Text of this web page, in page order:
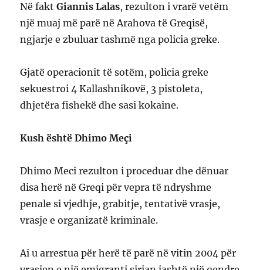
Në faktGiannis Lalas, rezulton i vrarë vetëm
një muaj më parë në Arahova të Greqisë,
ngjarje e zbuluar tashmë nga policia greke.
Gjatë operacionit të sotëm, policia greke
sekuestroi 4 Kallashnikovë, 3 pistoleta,
dhjetëra fishekë dhe sasi kokaine.
Kush është Dhimo Meçi
Dhimo Meci rezulton i proceduar dhe dënuar
disa herë në Greqi për vepra të ndryshme
penale si vjedhje, grabitje, tentativë vrasje,
vrasje e organizatë kriminale.
Ai u arrestua për herë të parë në vitin 2004 për